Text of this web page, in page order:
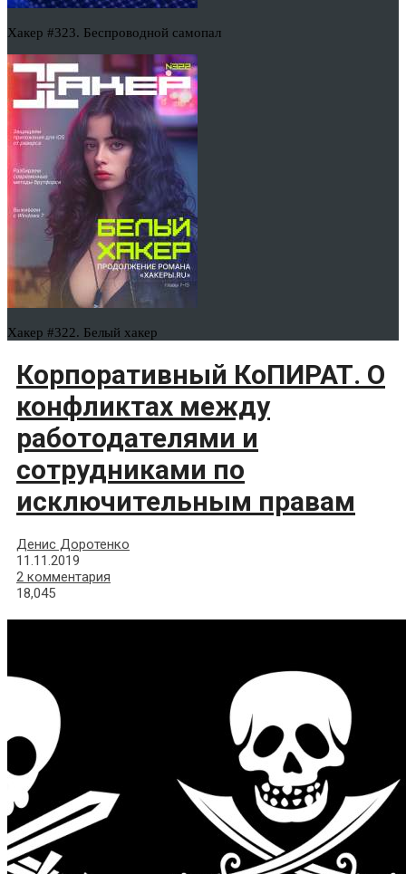
Хакер #323. Беспроводной самопал
Хакер #322. Белый хакер
Корпоративный КоПИРАТ. О
конфликтах между
работодателями и
сотрудниками по
исключительным правам
Денис Доротенко
11.11.2019
2 комментария
18,045